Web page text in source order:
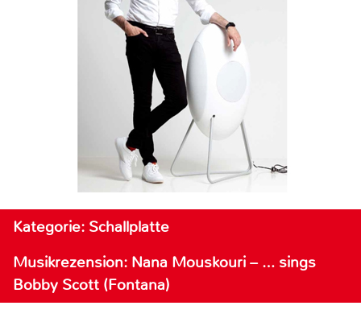
Kategorie: Schallplatte
Musikrezension: Nana Mouskouri – … sings
Bobby Scott (Fontana)